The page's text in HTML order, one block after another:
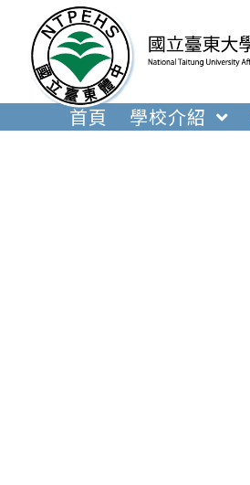
內
首頁 學校介紹